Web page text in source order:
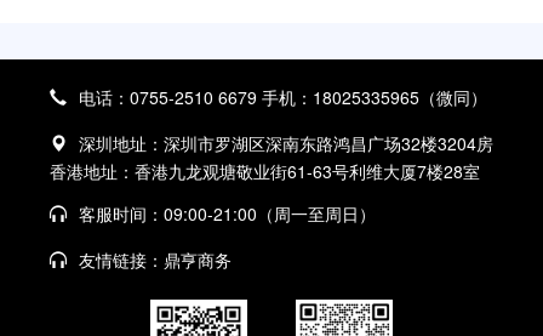
电话：0755-2510 6679 手机：18025335965（微同）
深圳地址：深圳市罗湖区深南东路鸿昌广场32楼3204房
香港地址：香港九龙观塘敬业街61-63号利维大厦7楼28室
客服时间：09:00-21:00（周一至周日）
友情链接： 鼎亨商务